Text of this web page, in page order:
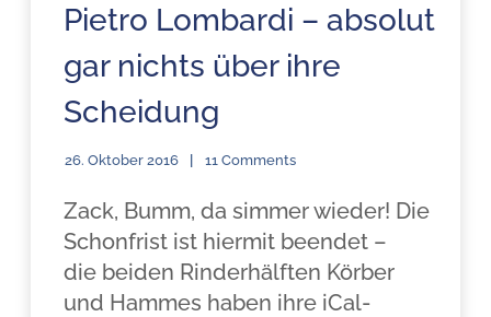
Pietro Lombardi – absolut
gar nichts über ihre
Scheidung
26. Oktober 2016 11 Comments
Zack, Bumm, da simmer wieder! Die
Schonfrist ist hiermit beendet –
die beiden Rinderhälften Körber
und Hammes haben ihre iCal-